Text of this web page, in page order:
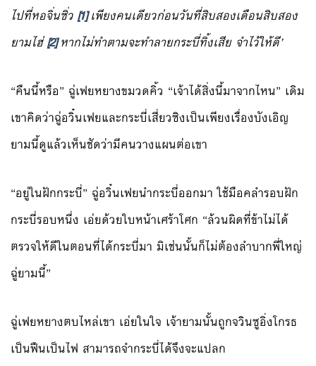
ไปที่หอจิ่นซิ่ว [1]เพียงคนเดียวก่อนวันที่สิบสองเดือนสิบสอง
ยามไฮ่[2]หากไม่ทำตามจะทำลายกระบี่ทิ้งเสีย จำไว้ให้ดี’
“คืนนี้หรือ” ฉู่เฟยหยางขมวดคิ้ว “เจ้าได้สิ่งนี้มาจากไหน” เดิม
เขาคิดว่าฉู่อวิ๋นเฟยและกระบี่เสี่ยวซิงเป็นเพียงเรื่องบังเอิญ
ยามนี้ดูแล้วเห็นชัดว่ามีคนวางแผนต่อเขา
“อยู่ในฝักกระบี่” ฉู่อวิ๋นเฟยนำกระบี่ออกมา ใช้มือคลำรอบฝัก
กระบี่รอบหนึ่ง เอ่ยด้วยใบหน้าเศร้าโศก “ล้วนผิดที่ข้าไม่ได้
ตรวจให้ดีในตอนที่ได้กระบี่มา มิเช่นนั้นก็ไม่ต้องลำบากพี่ใหญ่
ฉู่ยามนี้”
ฉู่เฟยหยางตบไหล่เขา เอ่ยในใจ เจ้ายามนั้นถูกจวินซูอิ่งโกรธ
เป็นฟืนเป็นไฟ สามารถจำกระบี่ได้จึงจะแปลก